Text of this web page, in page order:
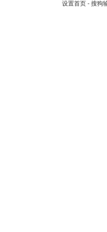
设置首页 - 搜狗